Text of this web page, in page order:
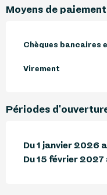
Moyens de paiement
Chèques bancaires
Virement
Périodes
Du 1 janvier 2026
Du 15 février 2027